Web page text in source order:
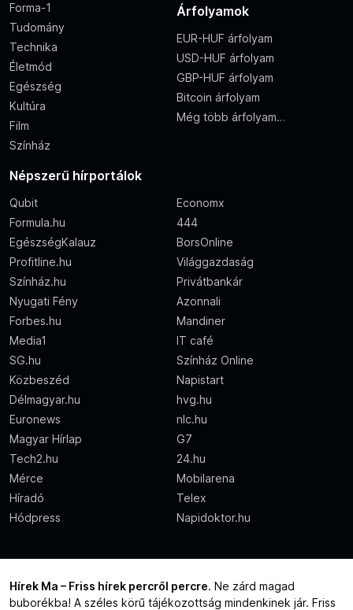
Forma-1
Tudomány
Technika
Életmód
Egészség
Kultúra
Film
Színház
Árfolyamok
EUR-HUF árfolyam
USD-HUF árfolyam
GBP-HUF árfolyam
Bitcoin árfolyam
Még több árfolyam…
Népszerű hírportálok
Qubit
Economx
Formula.hu
444
EgészségKalauz
BorsOnline
Profitline.hu
Világgazdaság
Színház.hu
Privátbankár
Nyugati Fény
Azonnali
Forbes.hu
Mandiner
Media1
IT café
SG.hu
Színház Online
Közbeszéd
Napistart
Délmagyar.hu
hvg.hu
Euronews
nlc.hu
Magyar Hírlap
G7
Tech2.hu
24.hu
Mérce
Mobilarena
Híradó
Telex
Hódpress
Napidoktor.hu
Hírek Ma – Friss hírek percről percre. Ne zárd magad
buborékba! A széles körű tájékozottság mindenkinek jár. Friss